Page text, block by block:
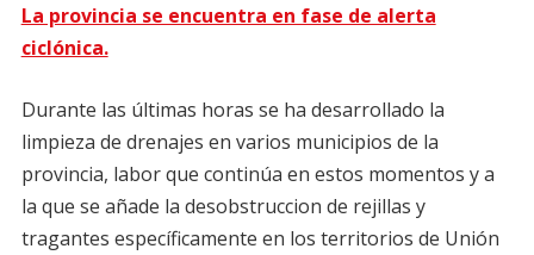
La provincia se encuentra en fase de alerta
ciclónica.
Durante las últimas horas se ha desarrollado la
limpieza de drenajes en varios municipios de la
provincia, labor que continúa en estos momentos y a
la que se añade la desobstruccion de rejillas y
tragantes específicamente en los territorios de Unión